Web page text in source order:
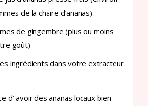
de la chaire d’ananas)
de gingembre (plus ou moins
goût)
ingrédients dans votre extracteur
d’ avoir des ananas locaux bien